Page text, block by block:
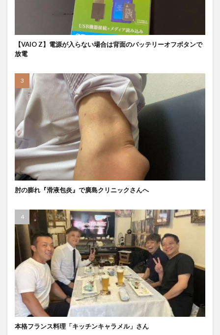
【VAIO Z】電源が入らない場合は背面のバッテリーオフボタンで
放電
肘の膨れ『滑液包炎』で廣島クリニックさんへ
本格フランス料理「キッチンキャラメル」さん